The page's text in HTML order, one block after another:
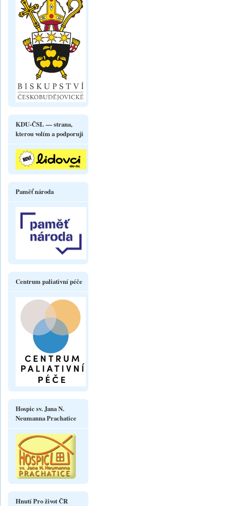
KDU-ČSL — strana,
kterou volím a podporuji
Paměť národa
Centrum paliativní péče
Hospic sv. Jana N.
Neumanna Prachatice
Hnutí Pro život ČR